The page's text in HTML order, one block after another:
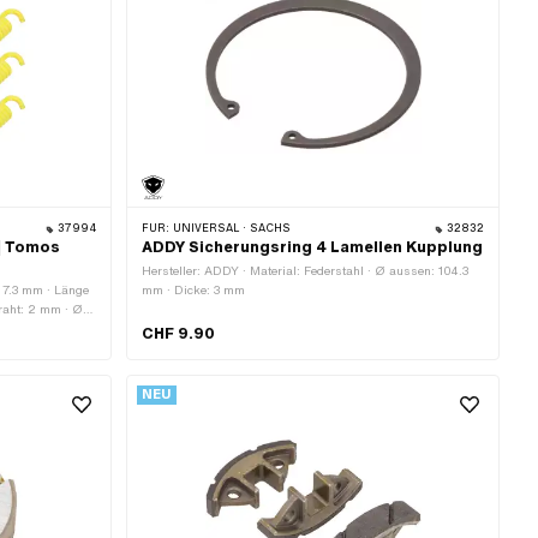
37994
mm · Länge
2 mm · Ø
7.4 mm · Ø
FÜR: UNIVERSAL · SACHS 32832
ADDY Sicherungsring 4 Lamellen Kupplung
Hersteller: ADDY · Material: Federstahl · Ø aussen: 104.3
mm · Dicke: 3 mm
CHF 9.90
NEU